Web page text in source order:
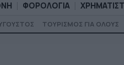
ΦΟΡΟΛΟΓΙΑ
ΤΟΥΡΙΣΜΟΣ ΓΙΑ ΟΛΟΥΣ